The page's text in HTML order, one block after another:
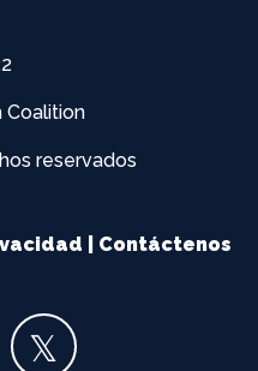
Coalition
reservados
Contáctenos